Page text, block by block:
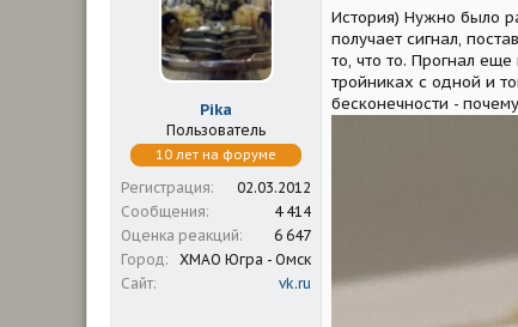
и
Pika
Пользователь
10 лет на форуме
Регистрация
02.03.2012
Сообщения
4 414
Оценка реакций
6 647
Город
ХМАО Югра - Омск
Сайт
vk.ru
История) Нужно было
получает сигнал,
то, что то. Прогнал
тройниках с одной и
бесконечности -